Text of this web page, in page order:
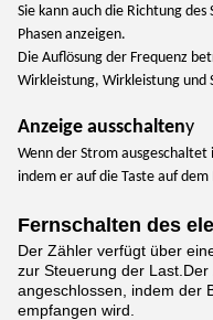
Sie kann auch die Richtung
Phasen anzeigen.
Die Auflösung der Frequenz
Wirkleistung, Wirkleistung und
Anzeige ausschalteny
Wenn der Strom
indem er auf die Taste auf dem
Fernschalten des
Der Zähler verfügt über
zur Steuerung der Last. Der
angeschlossen, indem der
empfangen wird.